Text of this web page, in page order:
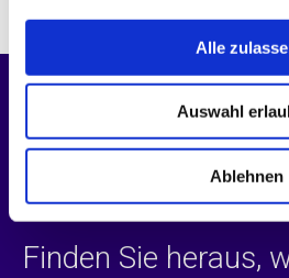
Alle
Auswahl
Ablehnen
Kontakt
Finden Sie heraus,